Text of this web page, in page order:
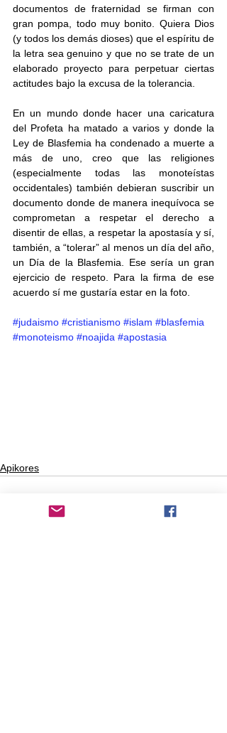
documentos de fraternidad se firman con
gran pompa, todo muy bonito. Quiera Dios
(y todos los demás dioses) que el espíritu de
la letra sea genuino y que no se trate de un
elaborado proyecto para perpetuar ciertas
actitudes bajo la excusa de la tolerancia.
En un mundo donde hacer una caricatura
del Profeta ha matado a varios y donde la
Ley de Blasfemia ha condenado a muerte a
más de uno, creo que las religiones
(especialmente todas las monoteístas
occidentales) también debieran suscribir un
documento donde de manera inequívoca se
comprometan a respetar el derecho a
disentir de ellas, a respetar la apostasía y sí,
también, a “tolerar” al menos un día del año,
un Día de la Blasfemia. Ese sería un gran
ejercicio de respeto. Para la firma de ese
acuerdo sí me gustaría estar en la foto.
#judaismo #cristianismo #islam #blasfemia
#monoteismo #noajida #apostasia
Apikores